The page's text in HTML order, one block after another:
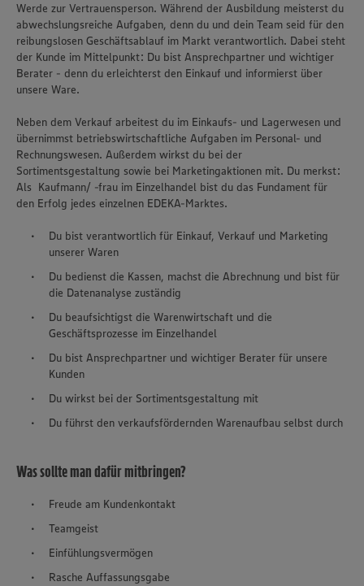
Werde zur Vertrauensperson. Während der Ausbildung meisterst du
abwechslungsreiche Aufgaben, denn du und dein Team seid für den
reibungslosen Geschäftsablauf im Markt verantwortlich. Dabei steht
der Kunde im Mittelpunkt: Du bist Ansprechpartner und wichtiger
Berater - denn du erleichterst den Einkauf und informierst über
unsere Ware.
Neben dem Verkauf arbeitest du im Einkaufs- und Lagerwesen und
übernimmst betriebswirtschaftliche Aufgaben im Personal- und
Rechnungswesen. Außerdem wirkst du bei der
Sortimentsgestaltung sowie bei Marketingaktionen mit. Du merkst:
Als Kaufmann/ -frau im Einzelhandel bist du das Fundament für
den Erfolg jedes einzelnen EDEKA-Marktes.
Du bist verantwortlich für Einkauf, Verkauf und Marketing
unserer Waren
Du bedienst die Kassen, machst die Abrechnung und bist für
die Datenanalyse zuständig
Du beaufsichtigst die Warenwirtschaft und die
Geschäftsprozesse im Einzelhandel
Du bist Ansprechpartner und wichtiger Berater für unsere
Kunden
Du wirkst bei der Sortimentsgestaltung mit
Du führst den verkaufsfördernden Warenaufbau selbst durch
Was sollte man dafür mitbringen?
Freude am Kundenkontakt
Teamgeist
Einfühlungsvermögen
Rasche Auffassungsgabe